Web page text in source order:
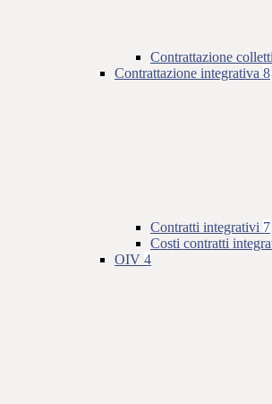
Contrattazione
Contrattazione integrativa 8
Contratti integrativi 7
Costi contratti
OIV 4